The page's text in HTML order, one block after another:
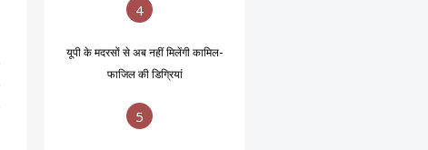
4
यूपी के मदरसों से अब नहीं मिलेंगी कामिल-
फाजिल की डिग्रियां
5